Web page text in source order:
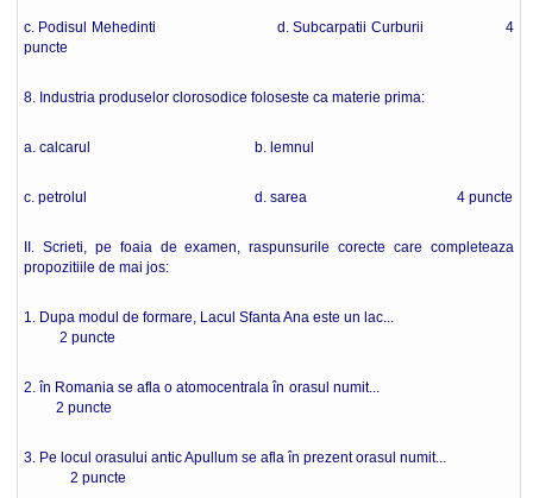
c. Podisul Mehedinti d. Subcarpatii Curburii 4
puncte
8. Industria produselor clorosodice foloseste ca materie prima:
a. calcarul b. lemnul
c. petrolul d. sarea 4 puncte
II. Scrieti, pe foaia de examen, raspunsurile corecte care completeaza
propozitiile de mai jos:
1. Dupa modul de formare, Lacul Sfanta Ana este un lac...
2 puncte
2. în Romania se afla o atomocentrala în orasul numit...
2 puncte
3. Pe locul orasului antic Apullum se afla în prezent orasul numit...
2 puncte